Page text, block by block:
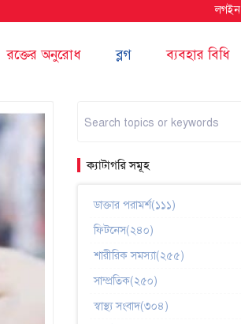
লগইন
রক্তের অনুরোধ ব্লগ ব্যবহার বিধি
ক্যাটাগরি সমূহ
ডাক্তার পরামর্শ(১১১)
ফিটনেস(২৪০)
শারীরিক সমস্যা(২৫৫)
সাম্প্রতিক(২৫০)
স্বাস্থ্য সংবাদ(৩০৪)